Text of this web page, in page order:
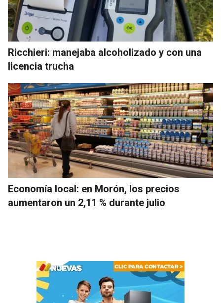
Ricchieri: manejaba alcoholizado y con una
licencia trucha
Economía local: en Morón, los precios
aumentaron un 2,11 % durante julio